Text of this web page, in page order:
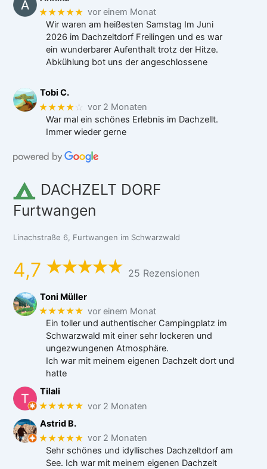
★★★★★ vor einem Monat
Wir waren am heißesten Samstag Im Juni
2026 im Dachzeltdorf Freilingen und es war
ein wunderbarer Aufenthalt trotz der Hitze.
Abkühlung bot uns der angeschlossene
Tobi C.
★★★★☆ vor 2 Monaten
War mal ein schönes Erlebnis im Dachzellt.
Immer wieder gerne
DACHZELT DORF
Furtwangen
Linachstraße 6, Furtwangen im Schwarzwald
4,7 25 Rezensionen
Toni Müller
★★★★★ vor einem Monat
Ein toller und authentischer Campingplatz im
Schwarzwald mit einer sehr lockeren und
ungezwungenen Atmosphäre.
Ich war mit meinem eigenen Dachzelt dort und
hatte
Tilali
★★★★★ vor 2 Monaten
Astrid B.
★★★★★ vor 2 Monaten
Sehr schönes und idyllisches Dachzeltdorf am
See. Ich war mit meinem eigenen Dachzelt